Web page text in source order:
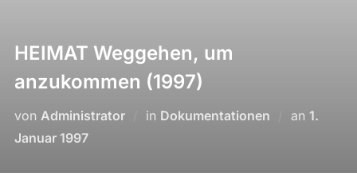
HEIMAT Weggehen, um
anzukommen (1997)
von Administrator in Dokumentationen an 1.
Januar 1997